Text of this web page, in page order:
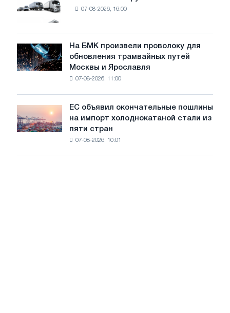
достижения
целей
обезуглероживания
новых
грузовиков
в
июле
07-08-2026, 16:00
На
БМК
произвели
трамвайных
путей
Москвы
Ярославля
На БМК произвели проволоку для
обновления трамвайных путей
Москвы и Ярославля
07-08-2026, 11:00
объявил
окончательные
ЕС объявил окончательные пошлины
на импорт холоднокатаной стали из
пяти стран
07-08-2026, 10:01